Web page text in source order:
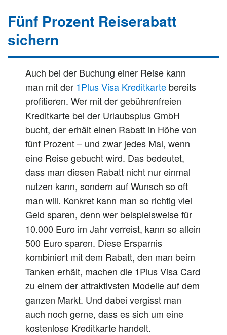
Fünf Prozent Reiserabatt
sichern
Auch bei der Buchung einer Reise kann
man mit der 1Plus Visa Kreditkarte bereits
profitieren. Wer mit der gebührenfreien
Kreditkarte bei der Urlaubsplus GmbH
bucht, der erhält einen Rabatt in Höhe von
fünf Prozent – und zwar jedes Mal, wenn
eine Reise gebucht wird. Das bedeutet,
dass man diesen Rabatt nicht nur einmal
nutzen kann, sondern auf Wunsch so oft
man will. Konkret kann man so richtig viel
Geld sparen, denn wer beispielsweise für
10.000 Euro im Jahr verreist, kann so allein
500 Euro sparen. Diese Ersparnis
kombiniert mit dem Rabatt, den man beim
Tanken erhält, machen die 1Plus Visa Card
zu einem der attraktivsten Modelle auf dem
ganzen Markt. Und dabei vergisst man
auch noch gerne, dass es sich um eine
kostenlose Kreditkarte handelt.